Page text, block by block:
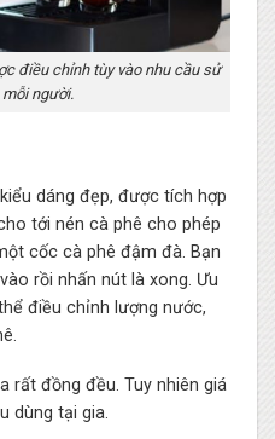
điều chỉnh tùy vào nhu cầu sử
người.
dáng đẹp, được tích hợp
tới nén cà phê cho phép
cốc cà phê đậm đà. Bạn
rồi nhấn nút là xong. Ưu
điều chỉnh lượng nước,
rất đồng đều. Tuy nhiên giá
dùng tại gia.